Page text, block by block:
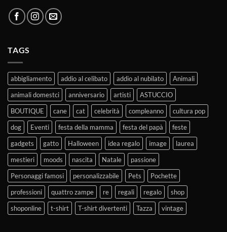
TAGS
abbigliamento addio al celibato addio al nubilato
Animali
animali domestci
anniversario artisti
ASTUCCIO
BOUTIQUE
cane cat celebrità compleanno
cultura pop
dog
Eventi festa della mamma festa del papà
feste
gadgets
gatto Halloween idea regalo image
laurea
mestieri
moods nascita Natale
passione
Personaggi famosi
personalizzabile Pets
Pochette
professioni
quattro zampe re regali regalo
shop
shoponline
t-shirt T-shirt divertenti Tazza vintage